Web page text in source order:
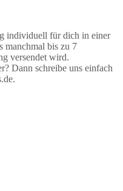
individuell für dich in einer
manchmal bis zu 7
versendet wird.
Dann schreibe uns einfach